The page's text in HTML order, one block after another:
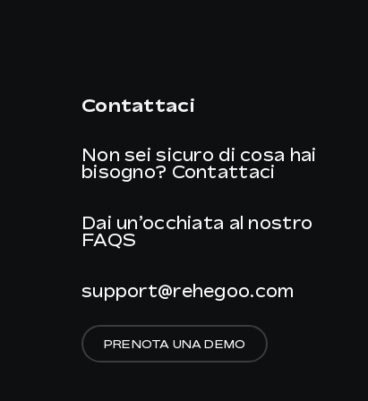
Contattaci
Non sei sicuro di cosa hai
bisogno? Contattaci
Dai un’occhiata al nostro
FAQS
support@rehegoo.com
PRENOTA UNA DEMO